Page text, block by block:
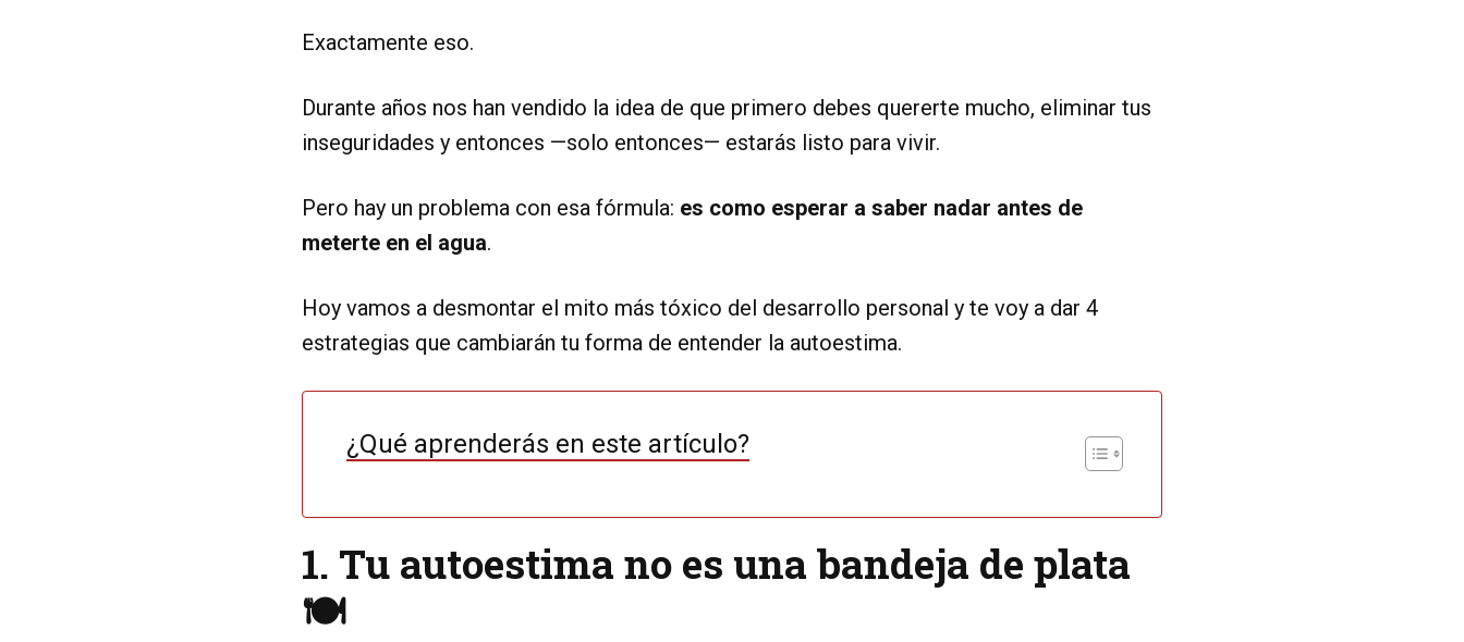
Exactamente eso.
Durante años nos han vendido la idea de que primero debes quererte mucho, eliminar tus
inseguridades y entonces —solo entonces— estarás listo para vivir.
Pero hay un problema con esa fórmula: es como esperar a saber nadar antes de
meterte en el agua.
Hoy vamos a desmontar el mito más tóxico del desarrollo personal y te voy a dar 4
estrategias que cambiarán tu forma de entender la autoestima.
¿Qué aprenderás en este artículo?
1. Tu autoestima no es una bandeja de plata
🍽️